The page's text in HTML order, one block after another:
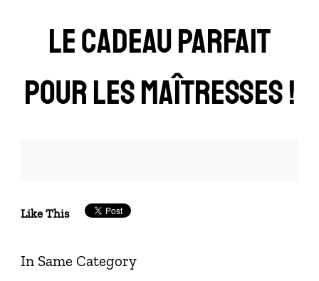
LE CADEAU PARFAIT
POUR LES MAÎTRESSES !
Like This
In Same Category